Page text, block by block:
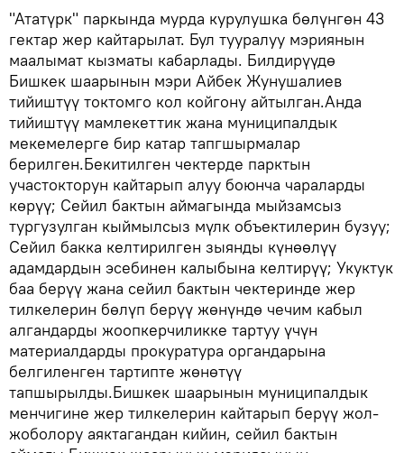
"Ататүрк" паркында мурда курулушка бөлүнгөн 43
гектар жер кайтарылат. Бул тууралуу мэриянын
маалымат кызматы кабарлады. Билдирүүдө
Бишкек шаарынын мэри Айбек Жунушалиев
тийиштүү токтомго кол койгону айтылган.Анда
тийиштүү мамлекеттик жана муниципалдык
мекемелерге бир катар тапгшырмалар
берилген.Бекитилген чектерде парктын
участокторун кайтарып алуу боюнча чараларды
көрүү; Сейил бактын аймагында мыйзамсыз
тургузулган кыймылсыз мүлк объектилерин бузуу;
Сейил бакка келтирилген зыянды күнөөлүү
адамдардын эсебинен калыбына келтирүү; Укуктук
баа берүү жана сейил бактын чектеринде жер
тилкелерин бөлүп берүү жөнүндө чечим кабыл
алгандарды жоопкерчиликке тартуу үчүн
материалдарды прокуратура органдарына
белгиленген тартипте жөнөтүү
тапшырылды.Бишкек шаарынын муниципалдык
менчигине жер тилкелерин кайтарып берүү жол-
жоболору аяктагандан кийин, сейил бактын